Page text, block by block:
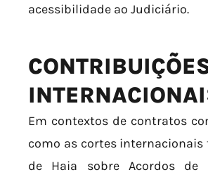
acessibilidade ao Judiciário.
Em contextos de contratos
como as cortes
de Haia sobre Acordos de